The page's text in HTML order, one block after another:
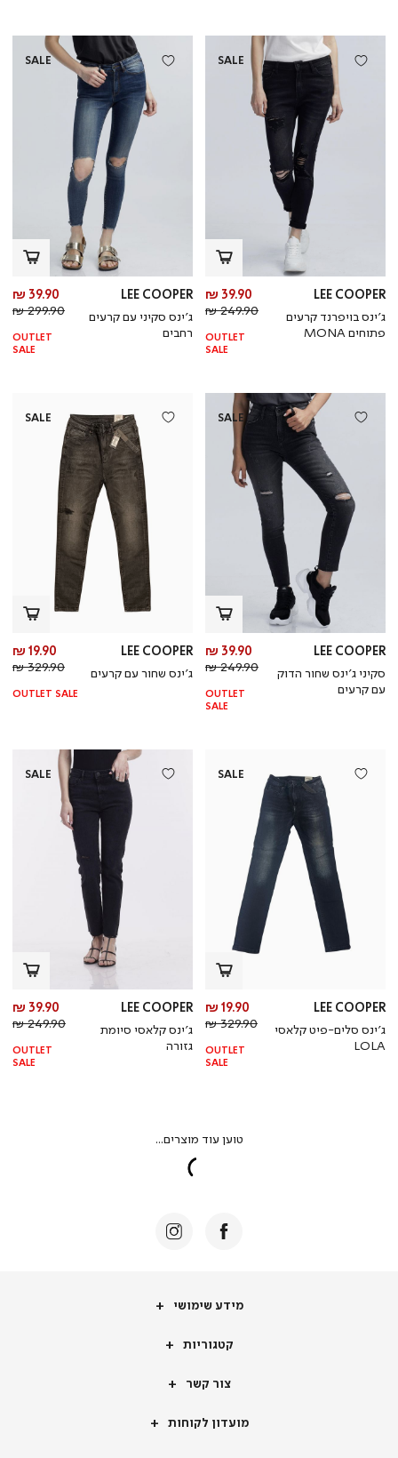
SALE
LEE COOPER
ג’ינס בויפרנד קרעים
פתוחים MONA
מחיר
מוצר
39.90 ₪
מחיר
רגיל
249.90 ₪
OUTLET
SALE
SALE
LEE COOPER
ג’ינס סקיני עם קרעים
רחבים
39.90 ₪
299.90 ₪
OUTLET
SALE
SALE
LEE COOPER
סקיני ג’ינס שחור הדוק
עם קרעים
מחיר
מוצר
39.90 ₪
מחיר
רגיל
249.90 ₪
OUTLET
SALE
SALE
LEE COOPER
ג’ינס שחור עם קרעים
19.90 ₪
329.90 ₪
OUTLET SALE
SALE
LEE COOPER
ג’ינס סלים-פיט קלאסי
LOLA
מחיר
מוצר
19.90 ₪
מחיר
רגיל
329.90 ₪
OUTLET
SALE
SALE
LEE COOPER
ג’ינס קלאסי סיומת
גזורה
39.90 ₪
249.90 ₪
OUTLET
SALE
מידע
מידע שימושי
קטגוריותקטגוריות
צור
צור קשר
מועדון
לקוחות
מועדון לקוחות